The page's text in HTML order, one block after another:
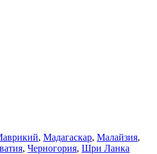
, Мадагаскар, Малайзия,
, Черногория, Шри Ланка